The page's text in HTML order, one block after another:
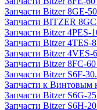
Запчасти Bitzer 8GE-
Запчасти BITZER
Запчасти Bitzer 4PES-
Запчасти Bitzer 4TES-
Запчасти Bitzer 4VES-
Запчасти Bitzer 8FC-
Запчасти Bitzer S6F-
Запчасти к Винтовым
Запчасти Bitzer S6G-
Запчасти Bitzer S6H-